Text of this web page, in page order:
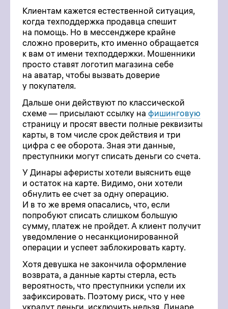
Клиентам кажется естественной ситуация,
когда техподдержка продавца спешит
на помощь. Но в мессенджере крайне
сложно проверить, кто именно обращается
к вам от имени техподдержки. Мошенники
просто ставят логотип магазина себе
на аватар, чтобы вызвать доверие
у покупателя.
Дальше они действуют по классической
схеме — присылают ссылку на фишинговую
страницу и просят ввести полные реквизиты
карты, в том числе срок действия и три
цифра с ее оборота. Зная эти данные,
преступники могут списать деньги со счета.
У Динары аферисты хотели выяснить еще
и остаток на карте. Видимо, они хотели
обнулить ее счет за одну операцию.
И в то же время опасались, что, если
попробуют списать слишком большую
сумму, платеж не пройдет. А клиент получит
уведомление о несанкционированной
операции и успеет заблокировать карту.
Хотя девушка не закончила оформление
возврата, а данные карты стерла, есть
вероятность, что преступники успели их
зафиксировать. Поэтому риск, что у нее
украдут деньги, исключить нельзя. Динаре